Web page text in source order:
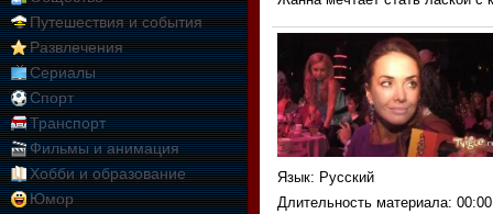
Путешествия и события
Развлечения
Сериалы
Спорт
Транспорт
Фильмы и анимация
Хобби и образование
Юмор
Язык: Русский
Длительность материала: